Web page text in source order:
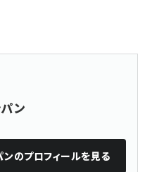
ン
ンのプロフィールを見る